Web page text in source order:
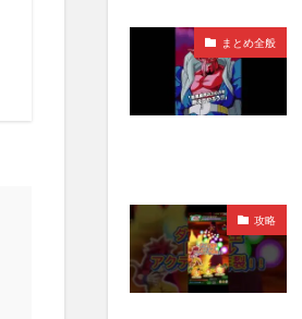
まとめ全般
攻略